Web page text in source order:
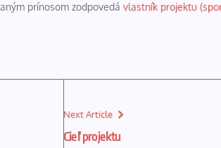
prínosom zodpovedá vlastník projektu
Next Article
Cieľ projektu